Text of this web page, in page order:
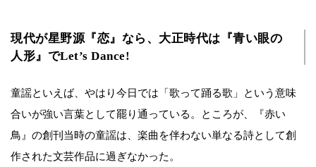
現代が星野源『恋』なら、大正時代は『青い眼の
人形』でLet’s Dance!
童謡といえば、やはり今日では「歌って踊る歌」という意味
合いが強い言葉として罷り通っている。ところが、『赤い
鳥』の創刊当時の童謡は、楽曲を伴わない単なる詩として創
作された文芸作品に過ぎなかった。